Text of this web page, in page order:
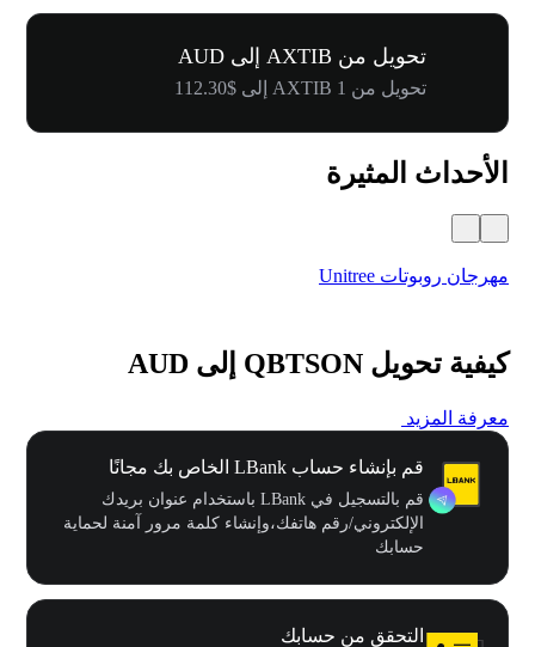
تحويل من AXTIB إلى AUD
تحويل من 1 AXTIB إلى $112.30
الأحداث المثيرة
مهرجان روبوتات Unitree
كيفية تحويل QBTSON إلى AUD
معرفة المزيد
قم بإنشاء حساب LBank الخاص بك مجانًا
قم بالتسجيل في LBank باستخدام عنوان بريدك
الإلكتروني/رقم هاتفك،وإنشاء كلمة مرور آمنة لحماية
حسابك
التحقق من حسابك